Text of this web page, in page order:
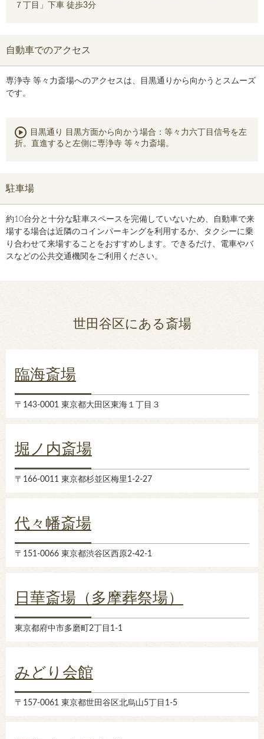
７丁目」下車 徒歩3分
自動車でのアクセス
専浄寺 等々力斎場へのアクセスは、目黒通りから向かうとスムーズ
です。
目黒通り 目黒方面から向かう場合：等々力六丁目信号を左
折。直進すると左側に専浄寺 等々力斎場。
駐車場
約10台分と十分な駐車スペースを完備していないため、自動車で来
場する場合は近隣のコインパーキングを利用するか、タクシーに乗
り合わせて来場することをおすすめします。できるだけ、電車やバ
スなどの公共交通機関をご利用ください。
世田谷区にある斎場
臨海斎場
〒143-0001 東京都大田区東海１丁目３
堀ノ内斎場
〒166-0011 東京都杉並区梅里1-2-27
代々幡斎場
〒151-0066 東京都渋谷区西原2-42-1
日華斎場（多摩葬祭場）
東京都府中市多磨町2丁目1-1
みどり会館
〒157-0061 東京都世田谷区北烏山5丁目1-5